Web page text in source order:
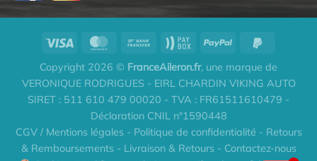
Copyright 2026 © FranceAileron.fr, une marque de
VERONIQUE RODRIGUES - EIRL CHARDIN VIKING AUTO
SIRET : 511 610 479 00020 - TVA : FR61511610479 -
Déclaration CNIL n°1590448
CGV / Mentions légales- Politique de confidentialité - Retours
& Remboursements- Livraison & Retours- Contactez-nous